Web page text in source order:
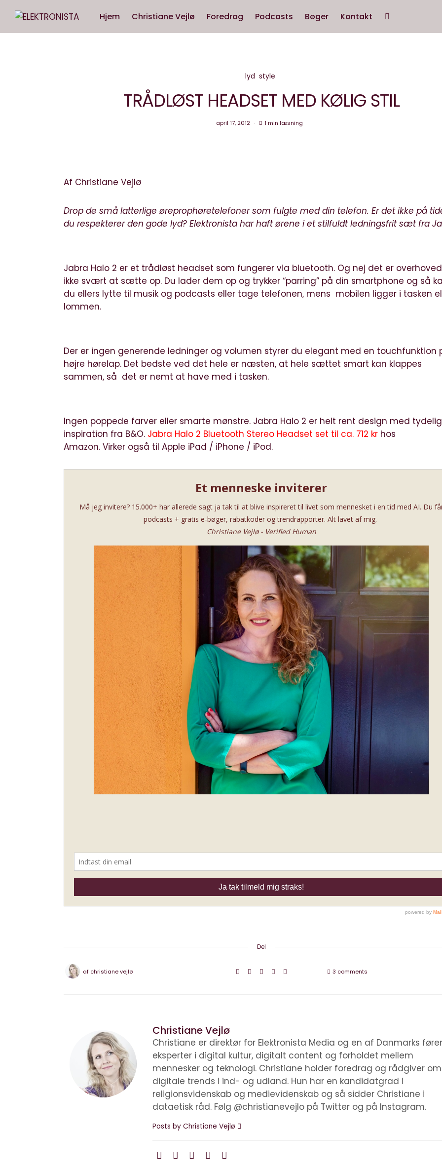
Hjem Christiane Vejlø Foredrag Podcasts Bøger Kontakt
lyd style
TRÅDLØST HEADSET MED KØLIG STIL
april 17, 2012 1 min læsning
Af Christiane Vejlø
Drop de små latterlige øreprophøretelefoner som fulgte med din telefon. Er det ikke på
du respekterer den gode lyd? Elektronista har haft ørene i et stilfuldt ledningsfrit sæt fra
Jabra Halo 2 er et trådløst headset som fungerer via bluetooth. Og nej det er
ikke svært at sætte op. Du lader dem op og trykker “parring” på din smartphone og så
du ellers lytte til musik og podcasts eller tage telefonen, mens mobilen ligger i tasken
lommen.
Der er ingen generende ledninger og volumen styrer du elegant med en touchfunktion
højre hørelap. Det bedste ved det hele er næsten, at hele sættet smart kan klappes
sammen, så det er nemt at have med i tasken.
Ingen poppede farver eller smarte mønstre. Jabra Halo 2 er helt rent design med tydelig
inspiration fra B&O. Jabra Halo 2 Bluetooth Stereo Headset set til ca. 712 kr hos
Amazon. Virker også til Apple iPad / iPhone / iPod.
Del
af christiane vejlø 3 comments
Christiane Vejlø
Christiane er direktør for Elektronista Media og en af Danmarks
eksperter i digital kultur, digitalt content og forholdet mellem
mennesker og teknologi. Christiane holder foredrag og rådgiver om
digitale trends i ind- og udland. Hun har en kandidatgrad i
religionsvidenskab og medievidenskab og så sidder Christiane i
dataetisk råd. Følg @christianevejlo på Twitter og på Instagram.
Posts by Christiane Vejlø